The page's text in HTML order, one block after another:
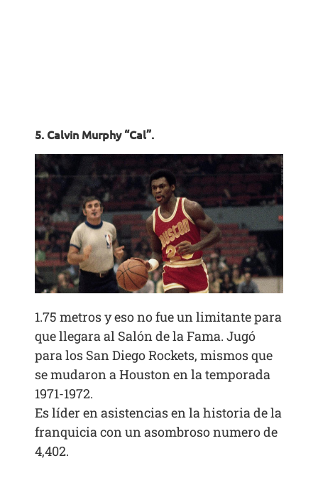
5. Calvin Murphy “Cal”.
1.75 metros y eso no fue un limitante para
que llegara al Salón de la Fama. Jugó
para los San Diego Rockets, mismos que
se mudaron a Houston en la temporada
1971-1972.
Es líder en asistencias en la historia de la
franquicia con un asombroso numero de
4,402.